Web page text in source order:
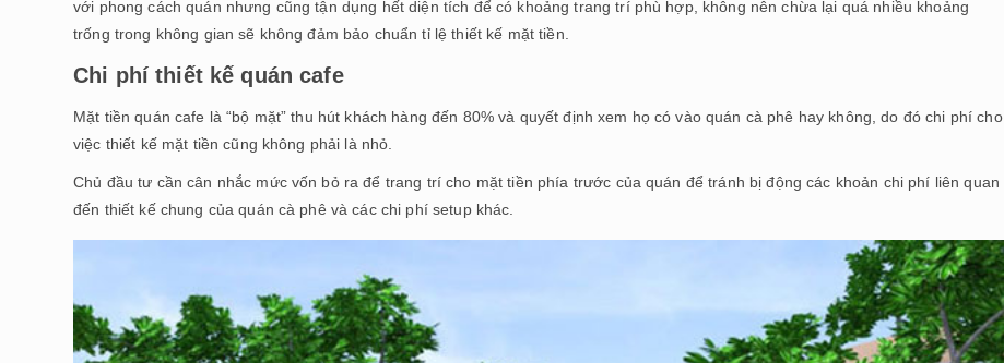
với phong cách quán nhưng cũng tận dụng hết diện tích để có khoảng trang trí phù hợp, không nên chừa lại quá nhiều khoảng
trống trong không gian sẽ không đảm bảo chuẩn tỉ lệ thiết kế mặt tiền.
Chi phí thiết kế quán cafe
Mặt tiền quán cafe là “bộ mặt” thu hút khách hàng đến 80% và quyết định xem họ có vào quán cà phê hay không, do đó chi phí cho
việc thiết kế mặt tiền cũng không phải là nhỏ.
Chủ đầu tư cần cân nhắc mức vốn bỏ ra để trang trí cho mặt tiền phía trước của quán để tránh bị động các khoản chi phí liên quan
đến thiết kế chung của quán cà phê và các chi phí setup khác.